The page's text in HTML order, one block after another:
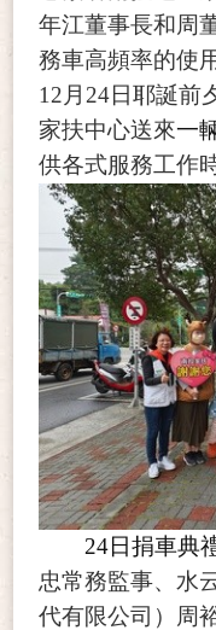
年江董事長和周
務車高頻率的使
12月24日耶誕前
家扶中心送來一
供各式服務工作
24日捐車典
忠常務監事、水
代有限公司）周